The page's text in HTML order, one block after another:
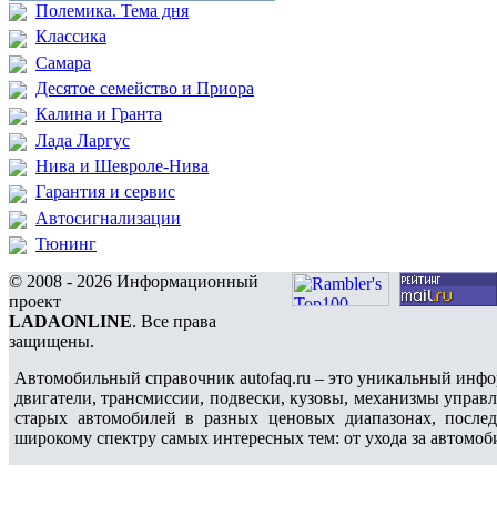
Полемика. Тема дня
Классика
Самара
Десятое семейство и Приора
Калина и Гранта
Лада Ларгус
Нива и Шевроле-Нива
Гарантия и сервис
Автосигнализации
Тюнинг
© 2008 - 2026 Информационный
проект
LADAONLINE. Все права
защищены.
Автомобильный справочник autofaq.ru – это уникальный
двигатели, трансмиссии, подвески, кузовы, механизмы
старых автомобилей в разных ценовых диапазонах,
широкому спектру самых интересных тем: от ухода за